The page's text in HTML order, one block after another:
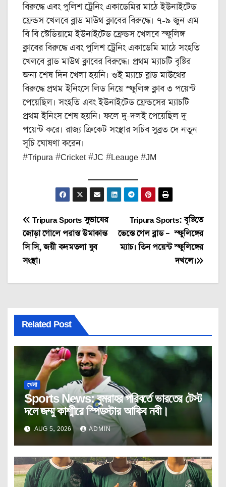
বিরুদ্ধে এবং পুলিশ ট্রেনিং একাডেমির মাঠে ইউনাইটেড
ফ্রেন্ডস খেলবে ব্লাড মাউথ ক্লাবের বিরুদ্ধে। ৭-৯ জুন এম
বি বি স্টেডিয়ামে ইউনাইটেড ফ্রেন্ডস খেলবে স্ফুলিঙ্গ
ক্লাবের বিরুদ্ধে এবং পুলিশ ট্রেনিং একাডেমি মাঠে সংহতি
খেলবে ব্লাড মাউথ ক্লাবের বিরুদ্ধে। প্রথম ম্যাচটি বৃষ্টির
জন্য শেষ দিন খেলা হয়নি। ওই ম্যাচে ব্লাড মাউথের
বিরুদ্ধে প্রথম ইনিংসে লিড নিয়ে স্ফুলিঙ্গ ক্লাব ৩ পয়েন্ট
পেয়েছিল। সংহতি এবং ইউনাইটেড ফ্রেন্ডসের ম্যাচটি
প্রথম ইনিংস শেষ হয়নি। ফলে দু-‌দলই পেয়েছিল দু
পয়েন্ট করে। রাজ্য ক্রিকেট সংস্থার সচিব সুব্রত দে নতুন
সূচি ঘোষণা করেন।‌
#Tripura #Cricket #JC #Leauge #JM
Post
navigation
Tripura Sports: বৃষ্টিতে
ভেস্তে গেল ব্লাড – স্ফুলিঙ্গের
ম্যাচ। তিন পয়েন্ট স্ফুলিঙ্গের
দখলে।
Tripura Sports সুভাষের
জোড়া গোলে পরাস্ত উমাকান্ত
সি সি, জয়ী কদমতলা যুব
সংস্থা।
Related Post
খেলা
Sports News: বুমরাহর পরিবর্তে ভারতের টেস্ট
দলে জম্মু কাশ্মীরে স্পিডস্টার আকিব নবী।
AUG 5, 2026 ADMIN